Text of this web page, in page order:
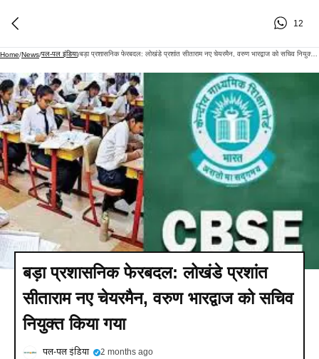
12
Home/News/पल-पल इंडिया/ बड़ा प्रशासनिक फेरबदल: लोखंडे प्रशांत सीताराम नए चेयरमैन, वरुण भारद्वाज को सचिव नियुक्त किया गया
बड़ा प्रशासनिक फेरबदल: लोखंडे प्रशांत
सीताराम नए चेयरमैन, वरुण भारद्वाज को सचिव
नियुक्त किया गया
पल-पल इंडिया 2 months ago